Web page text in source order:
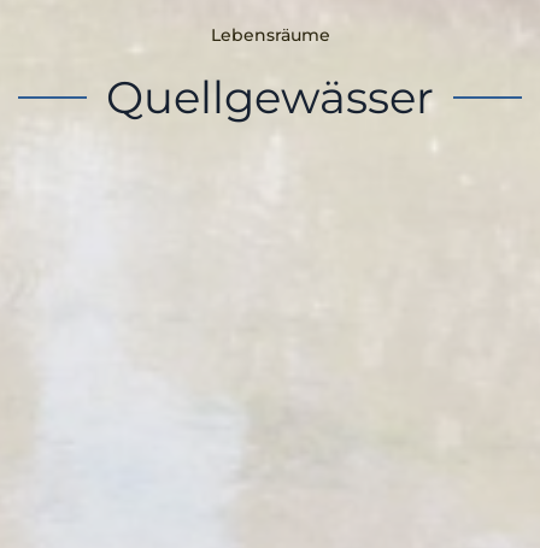
Lebensräume
Quellgewässer